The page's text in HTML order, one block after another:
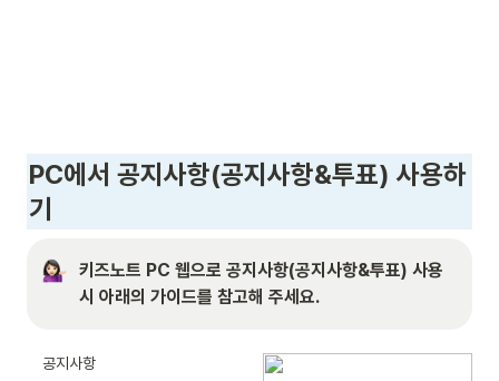
PC에서 공지사항(공지사항&투표) 사용하
기
키즈노트 PC 웹으로 공지사항(공지사항&투표) 사용
시 아래의 가이드를 참고해 주세요.
공지사항